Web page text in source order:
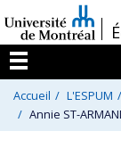
au
contenu
/
Menu
Accueil L'ESPUM
Annie ST-